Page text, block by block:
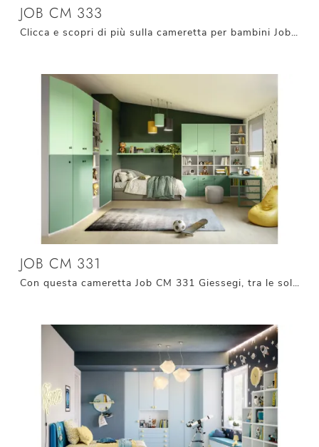
JOB CM 333
Clicca e scopri di più sulla cameretta per bambini Job CM 333! Le Camerette a soppalco Giessegi ti aspettano.
JOB CM 331
Con questa cameretta Job CM 331 Giessegi, tra le soluzioni componibili, potrai progettare stanze moderne per bambine.